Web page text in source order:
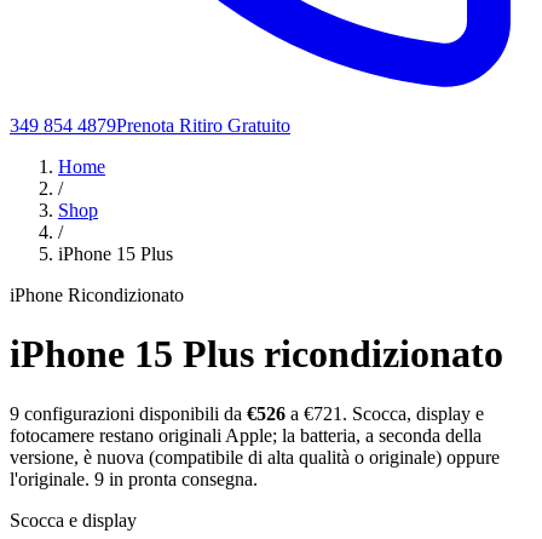
349 854 4879Prenota Ritiro Gratuito
Home
/
Shop
/
iPhone 15 Plus
iPhone Ricondizionato
iPhone 15 Plus ricondizionato
9 configurazioni disponibili da €526 a €721 . Scocca, display e
fotocamere restano originali Apple; la batteria, a seconda della
versione, è nuova (compatibile di alta qualità o originale) oppure
l'originale. 9 in pronta consegna.
Scocca e display